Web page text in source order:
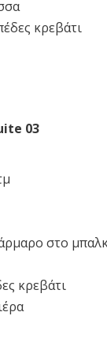
κρεβάτι
03
στο
κρεβάτι